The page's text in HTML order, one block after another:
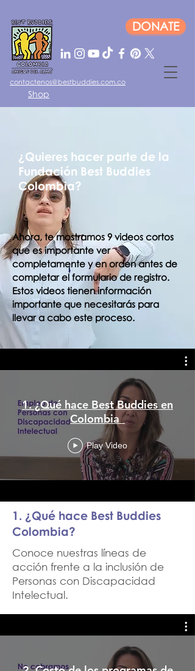
DONATE
contactenos@bestbuddies.com.co
Shop
¿Quieres hacer parte de la
Fundación Best Buddies
Colombia?
Ahora, te mostramos 9 videos cortos
que es importante ver
completamente y en orden antes de
completar el formulario de registro.
Estos videos tienen información
importante que necesitarás para
llevar a cabo este proceso.
1. ¿Qué hace Best Buddies en
Colombia_
Play Video
1. ¿Qué hace Best Buddies
Colombia?
Conoce nuestras líneas de
acción frente a la inclusión de
Personas con Discapacidad
Intelectual.